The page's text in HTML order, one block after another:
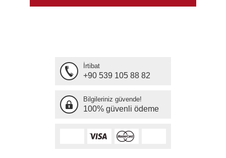
İrtibat
+90 539 105 88 82
Bilgileriniz güvende!
100% güvenli ödeme